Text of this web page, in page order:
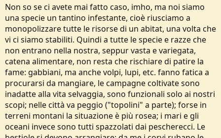
Non so se ci avete mai fatto caso, imho, ma noi siamo
una specie un tantino infestante, cioè riusciamo a
monopolizzare tutte le risorse di un abitat, una volta che
vi ci siamo stabiliti. Quindi a tutte le specie e razze che
non entrano nella nostra, seppur vasta e variegata,
catena alimentare, non resta che rischiare di patire la
fame: gabbiani, ma anche volpi, lupi, etc. fanno fatica a
procurarsi da mangiare, le campagne coltivate sono
inadatte alla vita selvaggia, sono funzionali solo ai nostri
scopi; nelle città va peggio ("topolini" a parte); forse in
terreni montani la situazione è più rosea; i mari e gli
oceani invece sono tutti spazzolati dai pescherecci. Le